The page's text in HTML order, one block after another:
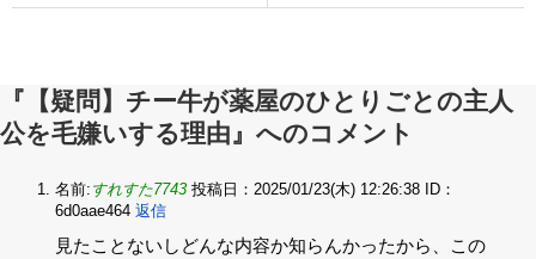
『【疑問】チー牛が薬屋のひとりごとの主人
公を毛嫌いする理由』へのコメント
名前: すれすた7743 投稿日：2025/01/23(木) 12:26:38
ID：
6d0aae464 返信
見たことないしどんな内容か知らんかったから、この